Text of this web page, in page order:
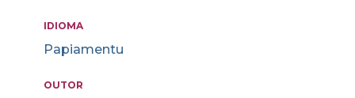
IDIOMA
Papiamentu
OUTOR